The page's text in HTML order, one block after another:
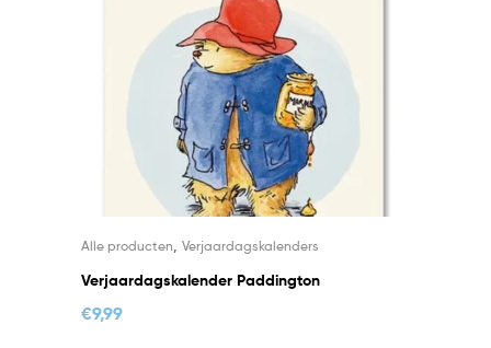
Alle producten Verjaardagskalenders
Verjaardagskalender Paddington
€9,99